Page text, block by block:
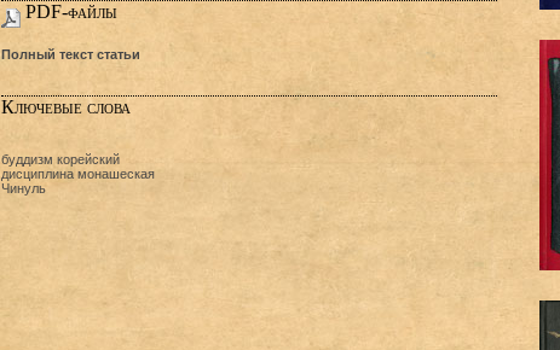
PDF-файлы
Полный текст статьи
Ключевые слова
буддизм корейский
дисциплина монашеская
Чинуль